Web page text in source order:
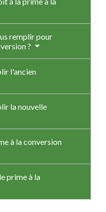
remplir pour
?
l'ancien
la nouvelle
à la conversion
prime à la